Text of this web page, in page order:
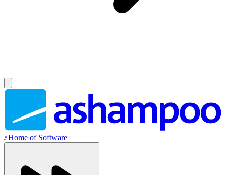
//Home of Software